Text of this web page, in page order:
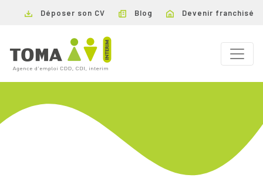
Déposer son CV Blog Devenir franchisé